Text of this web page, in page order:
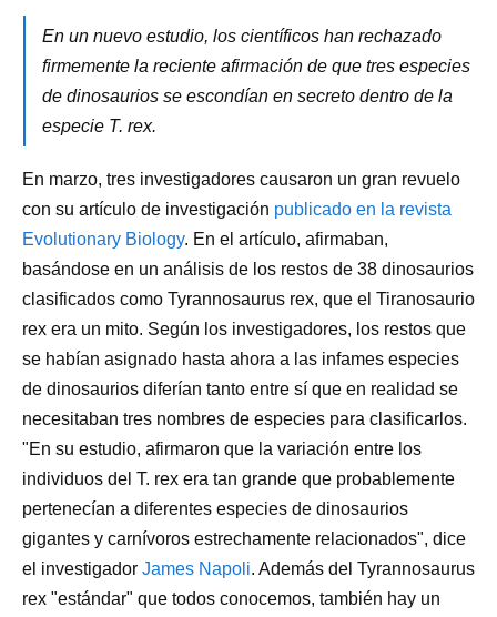
En un nuevo estudio, los científicos han rechazado
firmemente la reciente afirmación de que tres especies
de dinosaurios se escondían en secreto dentro de la
especie T. rex.
En marzo, tres investigadores causaron un gran revuelo
con su artículo de investigación publicado en la revista
Evolutionary Biology. En el artículo, afirmaban,
basándose en un análisis de los restos de 38 dinosaurios
clasificados como Tyrannosaurus rex, que el Tiranosaurio
rex era un mito. Según los investigadores, los restos que
se habían asignado hasta ahora a las infames especies
de dinosaurios diferían tanto entre sí que en realidad se
necesitaban tres nombres de especies para clasificarlos.
"En su estudio, afirmaron que la variación entre los
individuos del T. rex era tan grande que probablemente
pertenecían a diferentes especies de dinosaurios
gigantes y carnívoros estrechamente relacionados", dice
el investigador James Napoli. Además del Tyrannosaurus
rex "estándar" que todos conocemos, también hay un